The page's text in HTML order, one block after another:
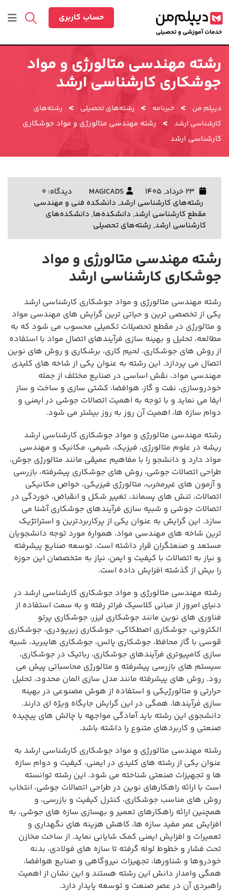
به
محتوا
حساب کاربری
رشته مهندسی متالورژی و مواد
جوشکاری کارشناسی ارشد
دیپلم من > خبرنامه > رشته‌های تحصیلی >
رشته‌های
کارشناسی ارشد >
رشته مهندسی متالورژی و مواد جوشکاری
کارشناسی ارشد
MAGICADS
دیدگاه: 0
رشته‌های کارشناسی ارشد, دانشکده فنی و مهندسی
مقطع کارشناسی ارشد, دانشکده‌ها, دانشکده‌های
کارشناسی ارشد, رشته‌های تحصیلی
رشته مهندسی متالورژی و مواد
جوشکاری کارشناسی ارشد
رشته مهندسی متالورژی و مواد جوشکاری کارشناسی ارشد
یکی از تخصصی ترین و حیاتی ترین گرایش های مهندسی مواد
و متالورژی در مقطع تحصیلات تکمیلی محسوب می شود که به
مطالعه، تحلیل و بهینه سازی فرآیندهای اتصال مواد با استفاده
از روش های جوشکاری، لحیم کاری، برشکاری و روش های نوین
اتصال می پردازد. این رشته به عنوان یکی از شاخه های کلیدی
مهندسی مواد، نقش اساسی در صنایع مختلف از جمله
خودروسازی، نفت و گاز، هوافضا، کشتی سازی و ساخت و ساز
ایفا می نماید و با توجه به اهمیت اتصالات جوشی در ایمنی و
دوام سازه ها، اهمیت آن روز به روز بیشتر می شود.
رشته مهندسی متالورژی و مواد جوشکاری کارشناسی ارشد
ریشه در علوم متالورژی، فیزیک، شیمی، مکانیک و مهندسی
مواد دارد و دانشجو را با مفاهیم عمیقی مانند متالورژی جوش،
طراحی اتصالات جوشی، روش های جوشکاری پیشرفته، بازرسی
و آزمون های غیرمخرب، متالورژی فیزیکی، خواص مکانیکی
اتصالات، تنش های پسماند، تغییر شکل و انقباض، خوردگی در
اتصالات جوشی و شبیه سازی فرآیندهای جوشکاری آشنا می
سازد. این گرایش به عنوان یکی از پرکاربردترین و استراتژیک
ترین شاخه های مهندسی مواد، همواره مورد توجه دانشجویان
مستعد و صنعتگران قرار داشته است. توسعه صنایع پیشرفته
و نیاز به اتصالات با کیفیت و ایمن، نیاز به متخصصان این حوزه
را بیش از گذشته افزایش داده است.
رشته مهندسی متالورژی و مواد جوشکاری کارشناسی ارشد در
دنیای امروز از مبانی کلاسیک فراتر رفته و به سمت استفاده از
فناوری های نوین مانند جوشکاری لیزر، جوشکاری پرتو
الکترونی، جوشکاری اصطکاکی، جوشکاری زیرپودری، جوشکاری
قوسی با گاز محافظ، جوشکاری پالس، جوشکاری هایبرید، شبیه
سازی کامپیوتری فرآیندهای جوشکاری، رباتیک در جوشکاری،
سیستم های بازرسی پیشرفته و متالورژی محاسباتی پیش می
رود. روش های پیشرفته مانند مدل سازی المان محدود، تحلیل
حرارتی و متالورژیکی و استفاده از هوش مصنوعی در بهینه
سازی فرآیندها، همگی در این گرایش جایگاه ویژه ای دارند.
دانشجوی این رشته باید آمادگی مواجهه با چالش های پیچیده
صنعتی و کاربردهای متنوع را داشته باشد.
رشته مهندسی متالورژی و مواد جوشکاری کارشناسی ارشد به
عنوان یکی از رشته های کلیدی در ایمنی، کیفیت و دوام سازه
ها و تجهیزات صنعتی شناخته می شود. این رشته توانسته
است با ارائه راهکارهای نوین در طراحی اتصالات جوشی، انتخاب
روش های مناسب جوشکاری، کنترل کیفیت و بازرسی، و
همچنین ارائه راهکارهای تعمیر و بهسازی سازه های جوشی، به
افزایش عمر مفید سازه ها، کاهش هزینه های نگهداری و
تعمیرات و افزایش ایمنی کمک شایانی نماید. از ساخت مخازن
تحت فشار و خطوط لوله گرفته تا سازه های فولادی، بدنه
خودروها و شناورها، تجهیزات نیروگاهی و صنایع هوافضا،
همگی وامدار دانش این رشته هستند و این نشان از اهمیت
راهبردی آن در عصر صنعت و توسعه پایدار دارد.